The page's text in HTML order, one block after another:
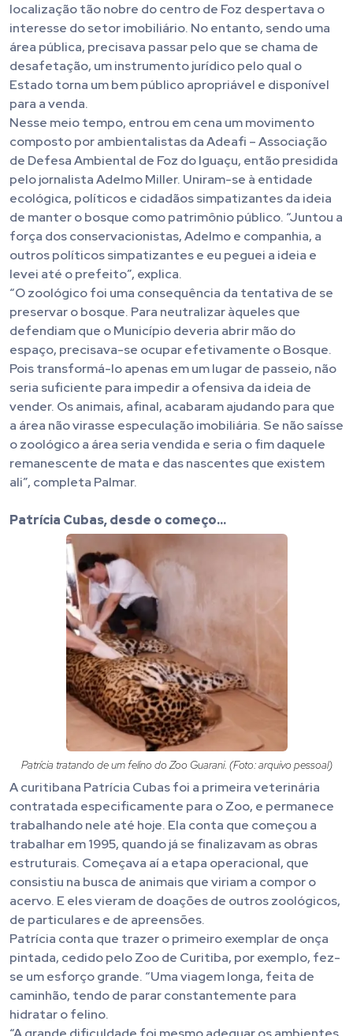
localização tão nobre do centro de Foz despertava o
interesse do setor imobiliário. No entanto, sendo uma
área pública, precisava passar pelo que se chama de
desafetação, um instrumento jurídico pelo qual o
Estado torna um bem público apropriável e disponível
para a venda.
Nesse meio tempo, entrou em cena um movimento
composto por ambientalistas da Adeafi – Associação
de Defesa Ambiental de Foz do Iguaçu, então presidida
pelo jornalista Adelmo Miller. Uniram-se à entidade
ecológica, políticos e cidadãos simpatizantes da ideia
de manter o bosque como patrimônio público. “Juntou a
força dos conservacionistas, Adelmo e companhia, a
outros políticos simpatizantes e eu peguei a ideia e
levei até o prefeito”, explica.
“O zoológico foi uma consequência da tentativa de se
preservar o bosque. Para neutralizar àqueles que
defendiam que o Município deveria abrir mão do
espaço, precisava-se ocupar efetivamente o Bosque.
Pois transformá-lo apenas em um lugar de passeio, não
seria suficiente para impedir a ofensiva da ideia de
vender. Os animais, afinal, acabaram ajudando para que
a área não virasse especulação imobiliária. Se não saísse
o zoológico a área seria vendida e seria o fim daquele
remanescente de mata e das nascentes que existem
ali”, completa Palmar.
Patrícia Cubas, desde o começo…
Patrícia tratando de um felino do Zoo Guarani. (Foto: arquivo pessoal)
A curitibana Patrícia Cubas foi a primeira veterinária
contratada especificamente para o Zoo, e permanece
trabalhando nele até hoje. Ela conta que começou a
trabalhar em 1995, quando já se finalizavam as obras
estruturais. Começava aí a etapa operacional, que
consistiu na busca de animais que viriam a compor o
acervo. E eles vieram de doações de outros zoológicos,
de particulares e de apreensões.
Patrícia conta que trazer o primeiro exemplar de onça
pintada, cedido pelo Zoo de Curitiba, por exemplo, fez-
se um esforço grande. “Uma viagem longa, feita de
caminhão, tendo de parar constantemente para
hidratar o felino.